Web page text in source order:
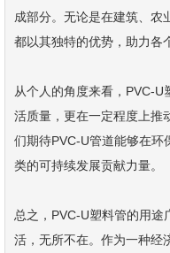
成部分。无论是在建筑、农
都以其独特的优势，助力各
从个人的角度来看，PVC-
活质量，更在一定程度上推
们期待PVC-U管道能够在环
类的可持续发展贡献力量。
总之，PVC-U塑料管的用途
活，无所不在。作为一种经